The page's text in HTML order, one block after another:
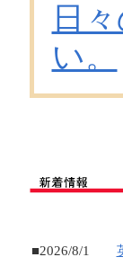
日
い。
■2026/8/1